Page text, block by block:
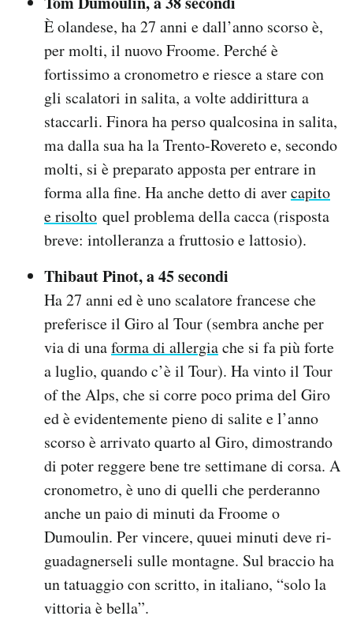
È olandese, ha 27 anni e dall’anno scorso è,
per molti, il nuovo Froome. Perché è
fortissimo a cronometro e riesce a stare con
gli scalatori in salita, a volte addirittura a
staccarli. Finora ha perso qualcosina in salita,
ma dalla sua ha la Trento-Rovereto e, secondo
molti, si è preparato apposta per entrare in
forma alla fine. Ha anche detto di avercapito
e risolto quel problema della cacca (risposta
breve: intolleranza a fruttosio e lattosio).
Thibaut Pinot, a 45 secondi
Ha 27 anni ed è uno scalatore francese che
preferisce il Giro al Tour (sembra anche per
via di unaforma di allergiache si fa più forte
a luglio, quando c’è il Tour). Ha vinto il Tour
of the Alps, che si corre poco prima del Giro
ed è evidentemente pieno di salite e l’anno
scorso è arrivato quarto al Giro, dimostrando
di poter reggere bene tre settimane di corsa. A
cronometro, è uno di quelli che perderanno
anche un paio di minuti da Froome o
Dumoulin. Per vincere, quuei minuti deve ri-
guadagnerseli sulle montagne. Sul braccio ha
un tatuaggio con scritto, in italiano, “solo la
vittoria è bella”.